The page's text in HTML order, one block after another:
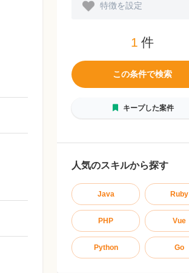
特徴を設定
1 件
この条件で検索
キープした案件
人気のスキルから探す
Java Ruby
PHP Vue
Python Go